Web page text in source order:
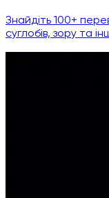
Знайдіть 100+
суглобів, зору та